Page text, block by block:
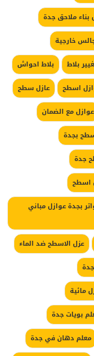
بناء ملاحق جدة
خارجية
بلاط
بلاط احواش
اسطح
عازل سطح
عوازل مع الضمان
بجدة
جدة
اسطح
بجدة عوازل مباني
عزل الاسطح ضد الماء
مائية
بويات جدة
معلم دهان في جدة